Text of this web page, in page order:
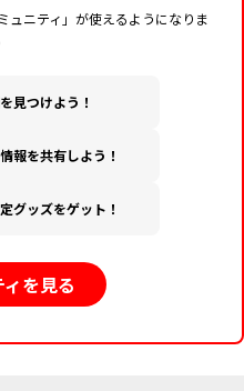
ュニティ」が使えるようになりま
見つけよう！
報を共有しよう！
グッズをゲット！
を見る